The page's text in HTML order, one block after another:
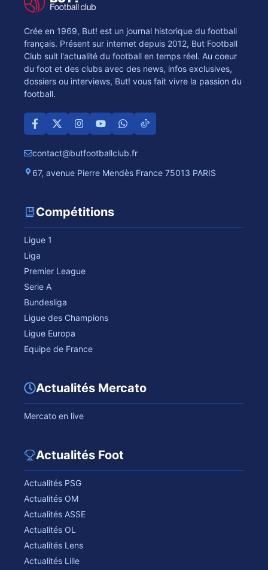
Crée en 1969, But! est un journal historique du football
français. Présent sur internet depuis 2012, But Football
Club suit l'actualité du football en temps réel. Au coeur
du foot et des clubs avec des news, infos exclusives,
dossiers ou interviews, But! vous fait vivre la passion du
football.
contact@butfootballclub.fr
67, avenue Pierre Mendès France 75013 PARIS
Compétitions
Ligue 1
Liga
Premier League
Serie A
Bundesliga
Ligue des Champions
Ligue Europa
Equipe de France
Actualités Mercato
Mercato en live
Actualités Foot
Actualités PSG
Actualités OM
Actualités ASSE
Actualités OL
Actualités Lens
Actualités Lille